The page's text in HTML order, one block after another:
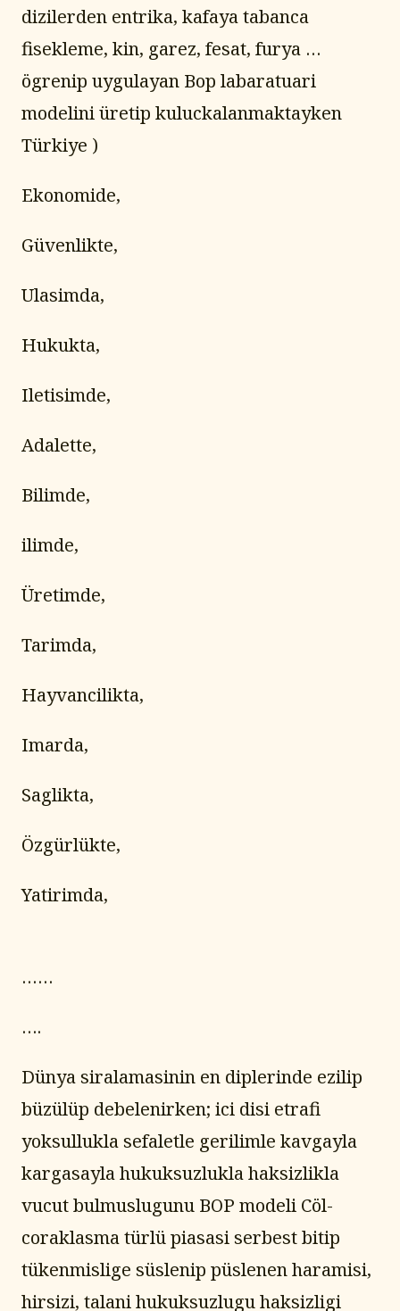
dizilerden entrika, kafaya tabanca
fisekleme, kin, garez, fesat, furya …
ögrenip uygulayan Bop labaratuari
modelini üretip kuluckalanmaktayken
Türkiye )
Ekonomide,
Güvenlikte,
Ulasimda,
Hukukta,
Iletisimde,
Adalette,
Bilimde,
ilimde,
Üretimde,
Tarimda,
Hayvancilikta,
Imarda,
Saglikta,
Özgürlükte,
Yatirimda,
……
….
Dünya siralamasinin en diplerinde ezilip
büzülüp debelenirken; ici disi etrafi
yoksullukla sefaletle gerilimle kavgayla
kargasayla hukuksuzlukla haksizlikla
vucut bulmuslugunu BOP modeli Cöl-
coraklasma türlü piasasi serbest bitip
tükenmislige süslenip püslenen haramisi,
hirsizi, talani hukuksuzlugu haksizligi